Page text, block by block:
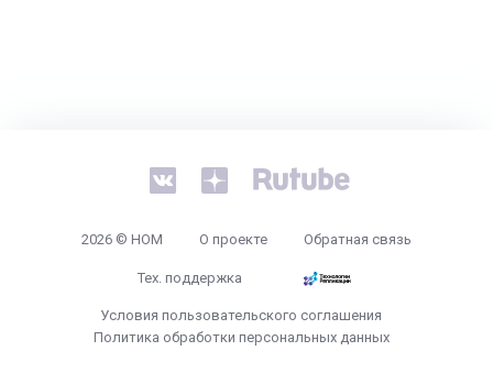
2026 © НОМ О проекте Обратная связь
Тех. поддержка
Условия пользовательского соглашения
Политика обработки персональных данных